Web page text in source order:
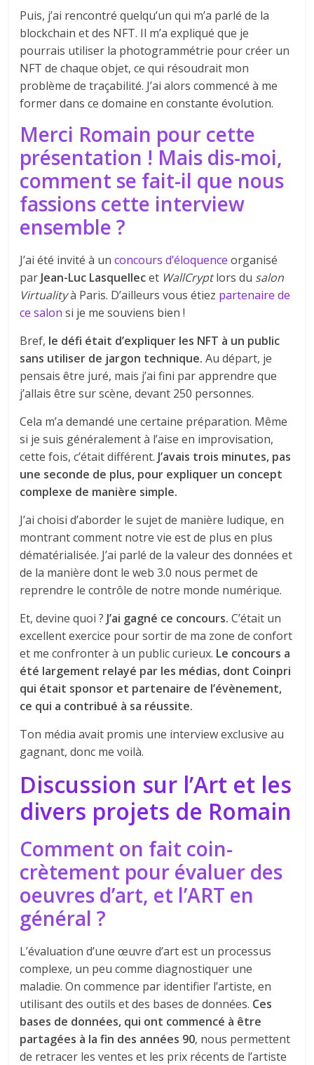
Puis, j’ai rencontré quelqu’un qui m’a parlé de la
blockchain et des NFT. Il m’a expliqué que je
pourrais utiliser la photogrammétrie pour créer un
NFT de chaque objet, ce qui résoudrait mon
problème de traçabilité. J’ai alors commencé à me
former dans ce domaine en constante évolution.
Merci Romain pour cette
présentation ! Mais dis-moi,
comment se fait-il que nous
fassions cette interview
ensemble ?
J’ai été invité à unconcours d’éloquence organisé
par Jean-Luc Lasquellecet WallCryptlors du salon
Virtualityà Paris. D’ailleurs vous étiez partenaire de
ce salon si je me souviens bien !
Bref, le défi était d’expliquer les NFT à un public
sans utiliser de jargon technique.Au départ, je
pensais être juré, mais j’ai fini par apprendre que
j’allais être sur scène, devant 250 personnes.
Cela m’a demandé une certaine préparation. Même
si je suis généralement à l’aise en improvisation,
cette fois, c’était différent. J’avais trois minutes, pas
une seconde de plus, pour expliquer un concept
complexe de manière simple.
J’ai choisi d’aborder le sujet de manière ludique, en
montrant comment notre vie est de plus en plus
dématérialisée. J’ai parlé de la valeur des données et
de la manière dont le web 3.0 nous permet de
reprendre le contrôle de notre monde numérique.
Et, devine quoi ? J’ai gagné ce concours.C’était un
excellent exercice pour sortir de ma zone de confort
et me confronter à un public curieux. Le concours a
été largement relayé par les médias, dont Coinpri
qui était sponsor et partenaire de l’évènement,
ce qui a contribué à sa réussite.
Ton média avait promis une interview exclusive au
gagnant, donc me voilà.
Discussion sur l’Art et les
divers projets de Romain
Comment on fait coin-
crètement pour évaluer des
oeuvres d’art, et l’ART en
général ?
L’évaluation d’une œuvre d’art est un processus
complexe, un peu comme diagnostiquer une
maladie. On commence par identifier l’artiste, en
utilisant des outils et des bases de données. Ces
bases de données, qui ont commencé à être
partagées à la fin des années 90, nous permettent
de retracer les ventes et les prix récents de l’artiste